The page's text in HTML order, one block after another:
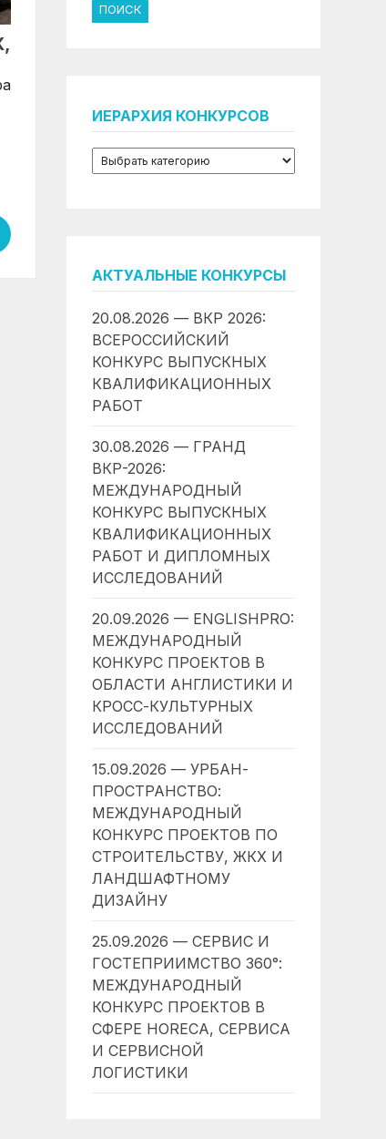
ИЕРАРХИЯ КОНКУРСОВ
АКТУАЛЬНЫЕ КОНКУРСЫ
20.08.2026 — ВКР 2026:
ВСЕРОССИЙСКИЙ
КОНКУРС ВЫПУСКНЫХ
КВАЛИФИКАЦИОННЫХ
РАБОТ
30.08.2026 — ГРАНД
ВКР-2026:
МЕЖДУНАРОДНЫЙ
КОНКУРС ВЫПУСКНЫХ
КВАЛИФИКАЦИОННЫХ
РАБОТ И ДИПЛОМНЫХ
ИССЛЕДОВАНИЙ
20.09.2026 — ENGLISHPRO:
МЕЖДУНАРОДНЫЙ
КОНКУРС ПРОЕКТОВ В
ОБЛАСТИ АНГЛИСТИКИ И
КРОСС-КУЛЬТУРНЫХ
ИССЛЕДОВАНИЙ
15.09.2026 — УРБАН-
ПРОСТРАНСТВО:
МЕЖДУНАРОДНЫЙ
КОНКУРС ПРОЕКТОВ ПО
СТРОИТЕЛЬСТВУ, ЖКХ И
ЛАНДШАФТНОМУ
ДИЗАЙНУ
25.09.2026 — СЕРВИС И
ГОСТЕПРИИМСТВО 360°:
МЕЖДУНАРОДНЫЙ
КОНКУРС ПРОЕКТОВ В
СФЕРЕ HORECA, СЕРВИСА
И СЕРВИСНОЙ
ЛОГИСТИКИ